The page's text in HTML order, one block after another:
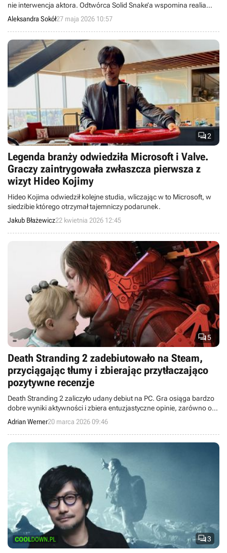
nie interwencja aktora. Odtwórca Solid Snake’a wspomina realia
sprzed 28 lat.
Aleksandra Sokół27 maja 2026 10:57
2
Legenda branży odwiedziła Microsoft i Valve.
Graczy zaintrygowała zwłaszcza pierwsza z
wizyt Hideo Kojimy
Hideo Kojima odwiedził kolejne studia, wliczając w to Microsoft, w
siedzibie którego otrzymał tajemniczy podarunek.
Jakub Błażewicz22 kwietnia 2026 12:45
5
Death Stranding 2 zadebiutowało na Steam,
przyciągając tłumy i zbierając przytłaczająco
pozytywne recenzje
Death Stranding 2 zaliczyło udany debiut na PC. Gra osiąga bardzo
dobre wyniki aktywności i zbiera entuzjastyczne opinie, zarówno od
graczy, jak i mediów branżowych.
Adrian Werner20 marca 2026 09:46
3